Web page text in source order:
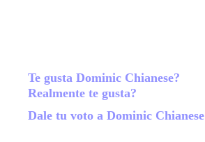
Te gusta Dominic Chianese?
Realmente te gusta?
Dale tu voto a Dominic Chianese